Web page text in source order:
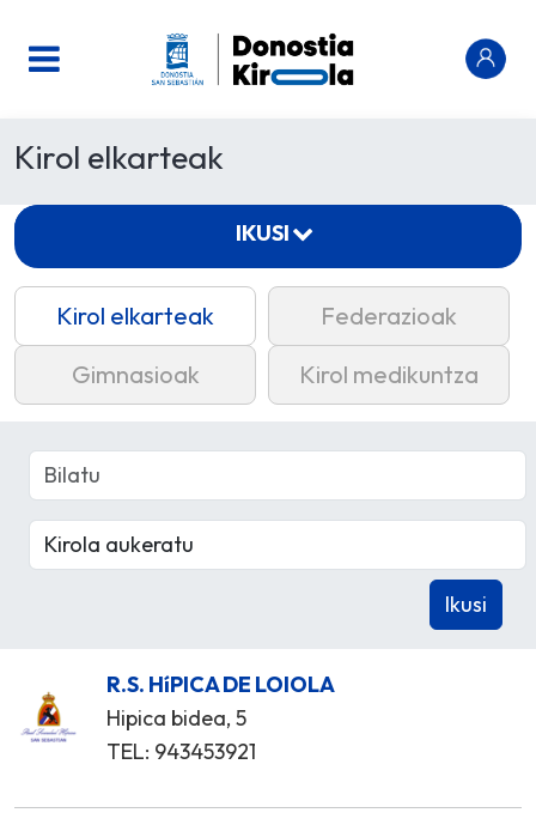
Kirol elkarteak
Kirol elkarteak
Federazioak
Gimnasioak
Kirol medikuntza
R.S. HíPICA DE LOIOLA
Hipica bidea, 5
TEL: 943453921
IKUSI